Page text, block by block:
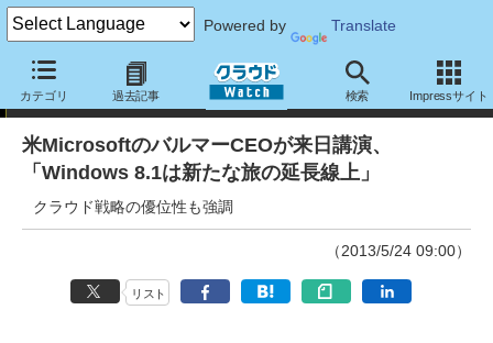
Powered by Translate
カテゴリ 過去記事 検索 Impressサイト
ニュース
米MicrosoftのバルマーCEOが来日講演、
「Windows 8.1は新たな旅の延長線上」
クラウド戦略の優位性も強調
（2013/5/24 09:00）
リスト